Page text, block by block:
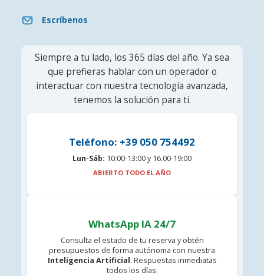
Escríbenos
Siempre a tu lado, los 365 días del año. Ya sea
que prefieras hablar con un operador o
interactuar con nuestra tecnología avanzada,
tenemos la solución para ti.
Teléfono: +39 050 754492
Lun-Sáb: 10:00-13:00 y 16.00-19:00
ABIERTO TODO EL AÑO
WhatsApp IA 24/7
Consulta el estado de tu reserva y obtén
presupuestos de forma autónoma con nuestra
Inteligencia Artificial. Respuestas inmediatas
todos los días.